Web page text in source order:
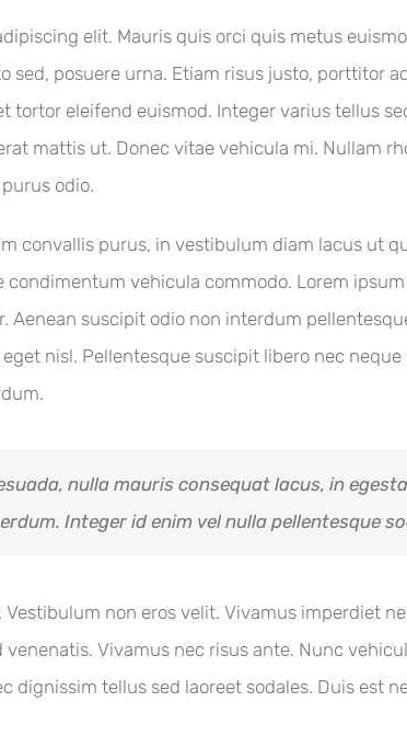
elit. Mauris quis orci quis metus
sed, posuere urna. Etiam risus justo, porttitor
tortor eleifend euismod. Integer varius tellus
mattis ut. Donec vitae vehicula mi. Nullam
odio.
convallis purus, in vestibulum diam lacus ut
vehicula commodo. Lorem
Aenean suscipit odio non interdum
nisl. Pellentesque suscipit libero nec
nulla mauris consequat lacus, in
Integer id enim vel nulla pellentesque
non eros velit. Vivamus imperdiet
Vivamus nec risus ante. Nunc
dignissim tellus sed laoreet sodales. Duis est